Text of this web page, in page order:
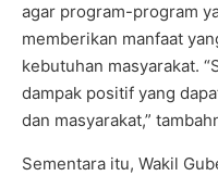
agar program-program
memberikan manfaat
kebutuhan masyarakat.
dampak positif yang
dan masyarakat,”
Sementara itu, Wakil